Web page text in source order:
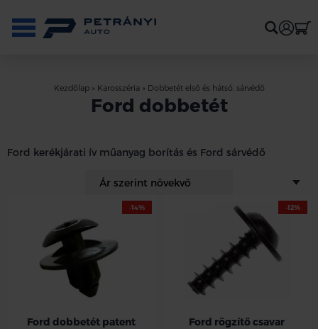
Kezdőlap» Karosszéria» Dobbetét első és hátsó, sárvédő
Ford dobbetét
Ford kerékjárati ív műanyag borítás és Ford sárvédő
-14%
Ford dobbetét patent
-12%
Ford rögzítő csavar